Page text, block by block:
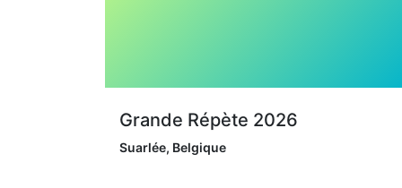
Grande Répète 2026
Suarlée, Belgique